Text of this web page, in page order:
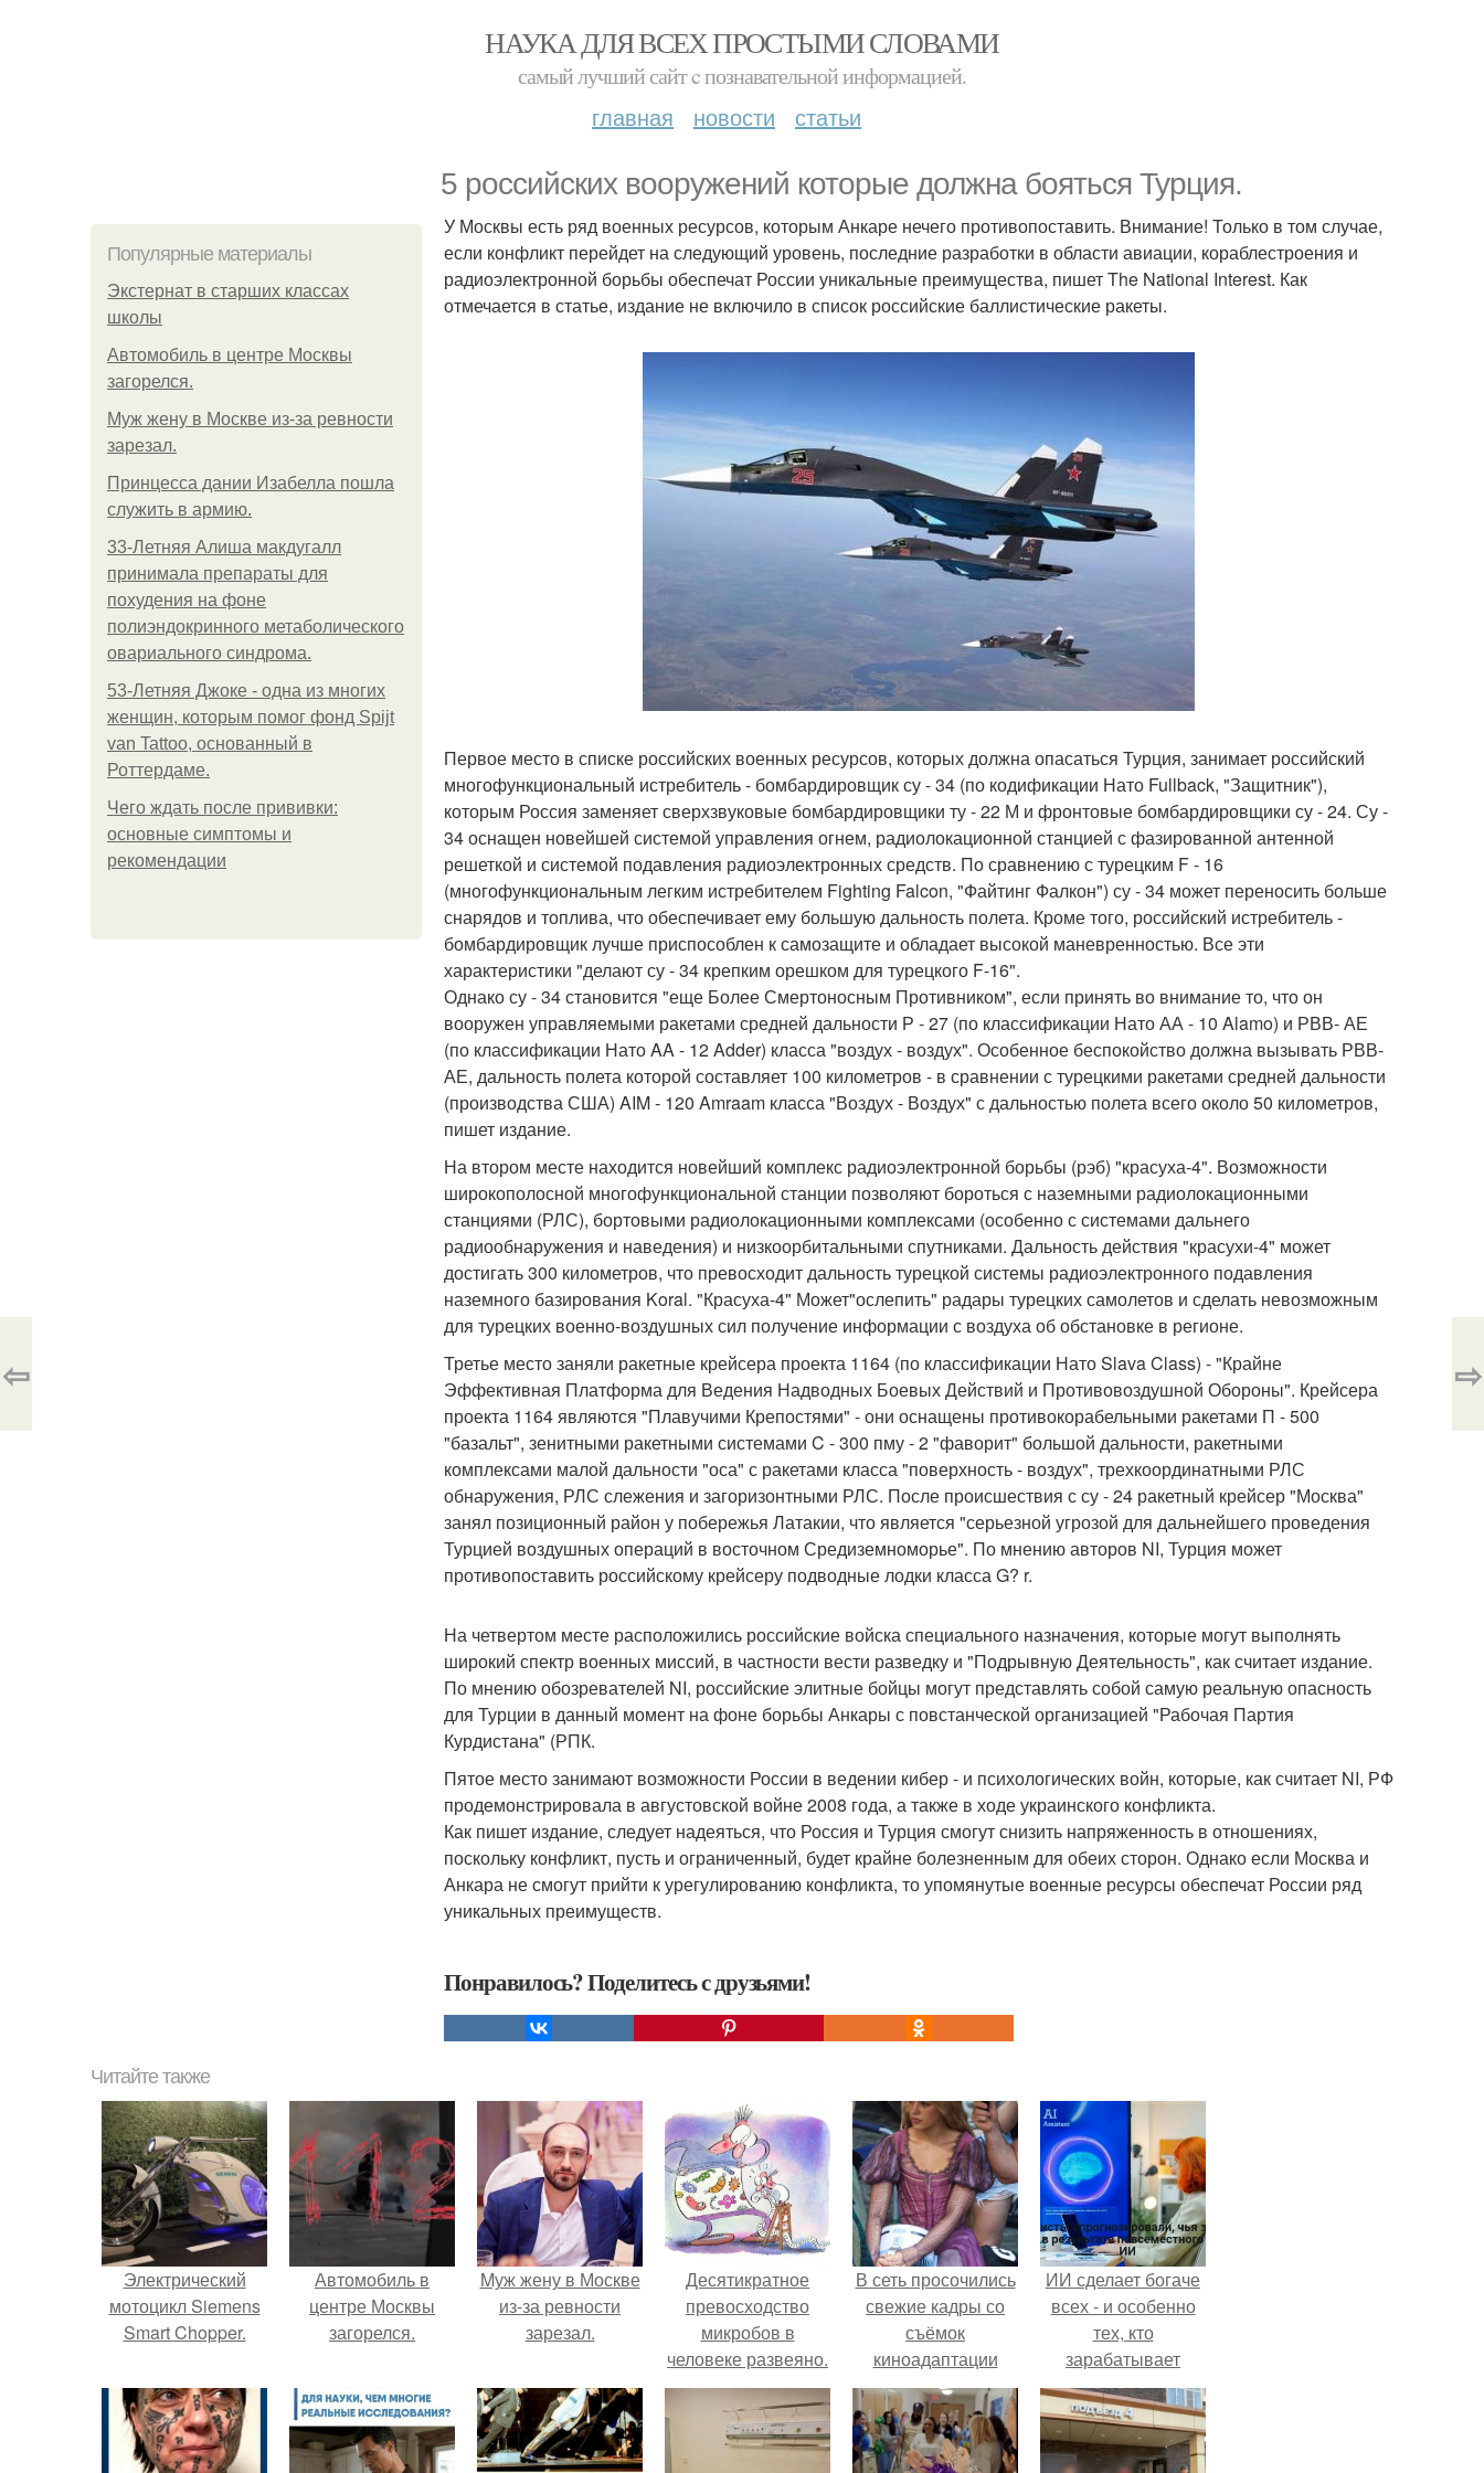
НАУКА ДЛЯ ВСЕХ ПРОСТЫМИ СЛОВАМИ
самый лучший сайт c познавательной информацией.
главная новости статьи
5 российских вооружений которые должна бояться Турция.
Популярные материалы
Экстернат в старших классах
школы
Автомобиль в центре Москвы
загорелся.
Mуж жену в Москве из-за ревности
зарезал.
Принцесса дании Изабелла пошла
служить в армию.
33-Летняя Алиша макдугалл
принимала препараты для
похудения на фоне
полиэндокринного метаболического
овариального синдрома.
53-Летняя Джоке - одна из многих
женщин, которым помог фонд Spijt
van Tattoo, основанный в
Роттердаме.
Чего ждать после прививки:
основные симптомы и
рекомендации
У Москвы есть ряд военных ресурсов, которым Анкаре нечего противопоставить. Внимание! Только в том случае,
если конфликт перейдет на следующий уровень, последние разработки в области авиации, кораблестроения и
радиоэлектронной борьбы обеспечат России уникальные преимущества, пишет The National Interest. Как
отмечается в статье, издание не включило в список российские баллистические ракеты.
Первое место в списке российских военных ресурсов, которых должна опасаться Турция, занимает российский
многофункциональный истребитель - бомбардировщик су - 34 (по кодификации Нато Fullback, "Защитник"),
которым Россия заменяет сверхзвуковые бомбардировщики ту - 22 М и фронтовые бомбардировщики су - 24. Су -
34 оснащен новейшей системой управления огнем, радиолокационной станцией с фазированной антенной
решеткой и системой подавления радиоэлектронных средств. По сравнению с турецким F - 16
(многофункциональным легким истребителем Fighting Falcon, "Файтинг Фалкон") су - 34 может переносить больше
снарядов и топлива, что обеспечивает ему большую дальность полета. Кроме того, российский истребитель -
бомбардировщик лучше приспособлен к самозащите и обладает высокой маневренностью. Все эти
характеристики "делают су - 34 крепким орешком для турецкого F-16".
Однако су - 34 становится "еще Более Смертоносным Противником", если принять во внимание то, что он
вооружен управляемыми ракетами средней дальности Р - 27 (по классификации Нато АА - 10 Alamo) и РВВ- АЕ
(по классификации Нато AA - 12 Adder) класса "воздух - воздух". Особенное беспокойство должна вызывать РВВ-
АЕ, дальность полета которой составляет 100 километров - в сравнении с турецкими ракетами средней дальности
(производства США) AIM - 120 Amraam класса "Воздух - Воздух" с дальностью полета всего около 50 километров,
пишет издание.
На втором месте находится новейший комплекс радиоэлектронной борьбы (рэб) "красуха-4". Возможности
широкополосной многофункциональной станции позволяют бороться с наземными радиолокационными
станциями (РЛС), бортовыми радиолокационными комплексами (особенно с системами дальнего
радиообнаружения и наведения) и низкоорбитальными спутниками. Дальность действия "красухи-4" может
достигать 300 километров, что превосходит дальность турецкой системы радиоэлектронного подавления
наземного базирования Koral. "Красуха-4" Может"ослепить" радары турецких самолетов и сделать невозможным
для турецких военно-воздушных сил получение информации с воздуха об обстановке в регионе.
Третье место заняли ракетные крейсера проекта 1164 (по классификации Нато Slava Class) - "Крайне
Эффективная Платформа для Ведения Надводных Боевых Действий и Противовоздушной Обороны". Крейсера
проекта 1164 являются "Плавучими Крепостями" - они оснащены противокорабельными ракетами П - 500
"базальт", зенитными ракетными системами C - 300 пму - 2 "фаворит" большой дальности, ракетными
комплексами малой дальности "оса" с ракетами класса "поверхность - воздух", трехкоординатными РЛС
обнаружения, РЛС слежения и загоризонтными РЛС. После происшествия с су - 24 ракетный крейсер "Москва"
занял позиционный район у побережья Латакии, что является "серьезной угрозой для дальнейшего проведения
Турцией воздушных операций в восточном Средиземноморье". По мнению авторов NI, Турция может
противопоставить российскому крейсеру подводные лодки класса G? r.
На четвертом месте расположились российские войска специального назначения, которые могут выполнять
широкий спектр военных миссий, в частности вести разведку и "Подрывную Деятельность", как считает издание.
По мнению обозревателей NI, российские элитные бойцы могут представлять собой самую реальную опасность
для Турции в данный момент на фоне борьбы Анкары с повстанческой организацией "Рабочая Партия
Курдистана" (РПК.
Пятое место занимают возможности России в ведении кибер - и психологических войн, которые, как считает NI, РФ
продемонстрировала в августовской войне 2008 года, а также в ходе украинского конфликта.
Как пишет издание, следует надеяться, что Россия и Турция смогут снизить напряженность в отношениях,
поскольку конфликт, пусть и ограниченный, будет крайне болезненным для обеих сторон. Однако если Москва и
Анкара не смогут прийти к урегулированию конфликта, то упомянутые военные ресурсы обеспечат России ряд
уникальных преимуществ.
Понравилось? Поделитесь с друзьями!
⇦ ⇨
Читайте также
Электрический
мотоцикл Siemens
Smart Chopper.
Автомобиль в
центре Москвы
загорелся.
Mуж жену в Москве
из-за ревности
зарезал.
Десятикратное
превосходство
микробов в
человеке развеяно.
В сеть просочились
свежие кадры со
съёмок
киноадаптации
"Рапунцель", и всё
внимание
моментально
оказалось
ИИ сделает богаче
всех - и особенно
тех, кто
зарабатывает
меньше всего.